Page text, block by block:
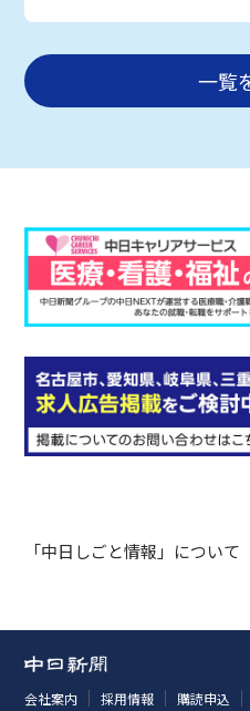
一覧
「中日しごと情報」について
会社案内 採用情報 購読申込